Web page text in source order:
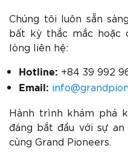
Chúng tôi luôn sẵn
bất kỳ thắc mắc hoặc
lòng liên hệ:
Hotline: +84 39 992
Email:
Hành trình khám phá
đáng bắt đầu với sự
cùng Grand Pioneers.